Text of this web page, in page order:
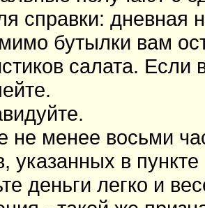
справки: дневная
бутылки вам
салата. Если
не менее восьми
указанных в
деньги легко и